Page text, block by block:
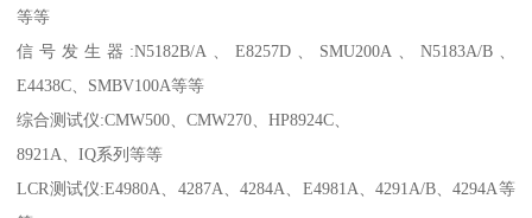
等等
信号发生器:N5182B/A、E8257D、SMU200A、N5183A/B、
E4438C、SMBV100A等等
综合测试仪:CMW500、CMW270、HP8924C、
8921A、IQ系列等等
LCR测试仪:E4980A、4287A、4284A、E4981A、4291A/B、4294A等